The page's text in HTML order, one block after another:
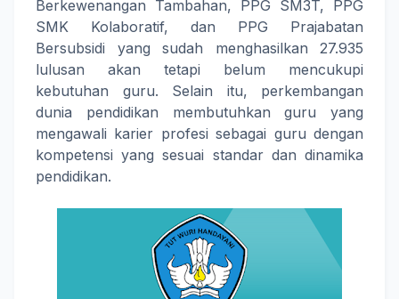
Berkewenangan Tambahan, PPG SM3T, PPG
SMK Kolaboratif, dan PPG Prajabatan
Bersubsidi yang sudah menghasilkan 27.935
lulusan akan tetapi belum mencukupi
kebutuhan guru. Selain itu, perkembangan
dunia pendidikan membutuhkan guru yang
mengawali karier profesi sebagai guru dengan
kompetensi yang sesuai standar dan dinamika
pendidikan.